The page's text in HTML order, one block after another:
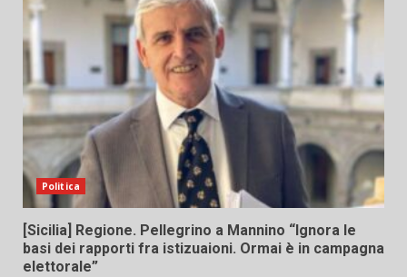
Politica
[Sicilia] Regione. Pellegrino a Mannino “Ignora le
basi dei rapporti fra istizuaioni. Ormai è in campagna
elettorale”